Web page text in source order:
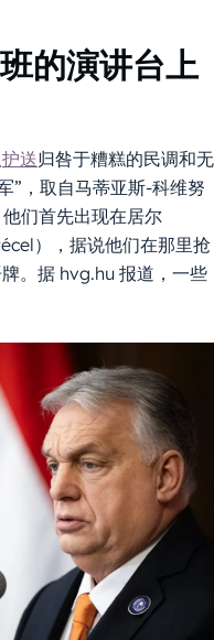
的演讲台上
护送归咎于糟糕的民调和无
”，取自马蒂亚斯-科维努
们首先出现在居尔
），据说他们在那里抢
。据 hvg.hu 报道，一些